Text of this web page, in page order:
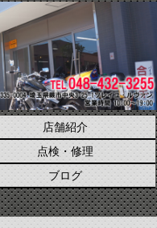
店舗紹介
点検・修理
ブログ